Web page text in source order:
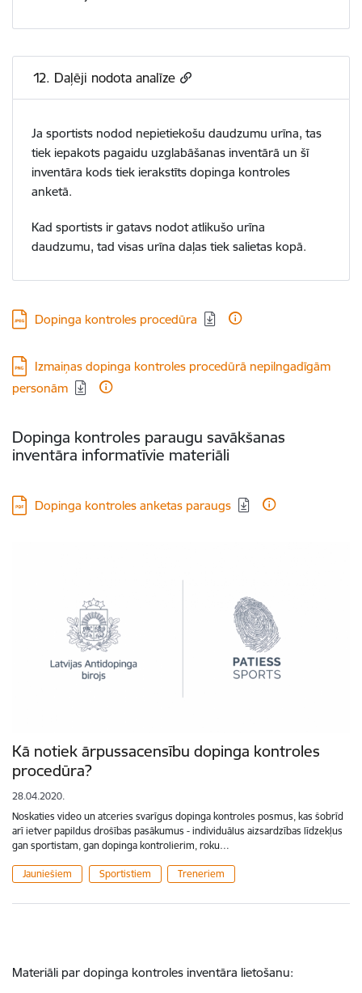
12. Daļēji nodota analīze
Ja sportists nodod nepietiekošu daudzumu urīna, tas
tiek iepakots pagaidu uzglabāšanas inventārā un šī
inventāra kods tiek ierakstīts dopinga kontroles
anketā.
Kad sportists ir gatavs nodot atlikušo urīna
daudzumu, tad visas urīna daļas tiek salietas kopā.
Lejupielādēt:
Dopinga kontroles procedūra
Lejupielādēt:
Izmaiņas dopinga kontroles procedūrā nepilngadīgām
personām
Dopinga kontroles paraugu savākšanas
inventāra informatīvie materiāli
Lejupielādēt:
Dopinga kontroles anketas paraugs
Kā notiek ārpussacensību dopinga kontroles
procedūra?
28.04.2020.
Noskaties video un atceries svarīgus dopinga kontroles posmus, kas šobrīd
arī ietver papildus drošības pasākumus - individuālus aizsardzības līdzekļus
gan sportistam, gan dopinga kontrolierim, roku…
Jauniešiem Sportistiem Treneriem
Materiāli par dopinga kontroles inventāra lietošanu: